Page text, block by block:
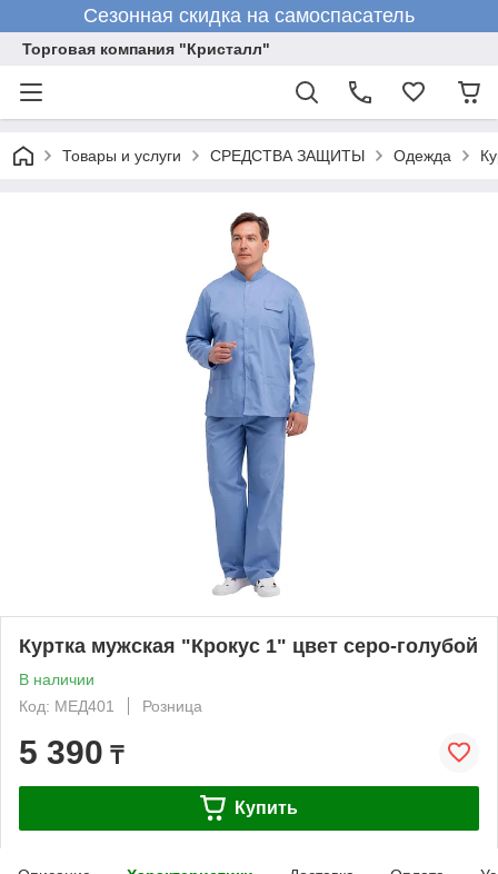
Сезонная скидка на самоспасатель
Торговая компания "Кристалл"
Товары и услуги СРЕДСТВА ЗАЩИТЫ Одежда
Куртка мужская "Крокус 1" цвет серо-голубой
В наличии
Код: МЕД401
Розница
5 390 ₸
Купить